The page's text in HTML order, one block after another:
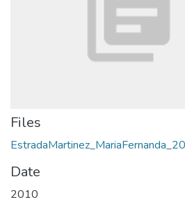
Files
Date
2010